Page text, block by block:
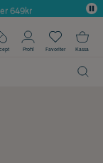
649kr
Profil Favoriter Kassa